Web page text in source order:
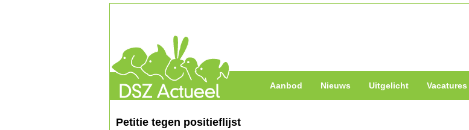
Aanbod Nieuws Uitgelicht Vacatures
Petitie tegen positieflijst